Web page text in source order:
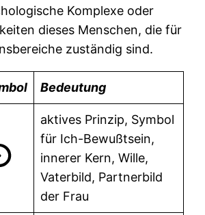
Komplexe oder
dieses Menschen, die für
zuständig sind.
Bedeutung
aktives Prinzip, Symbol
für Ich-Bewußtsein,
innerer Kern, Wille,
Vaterbild, Partnerbild
der Frau